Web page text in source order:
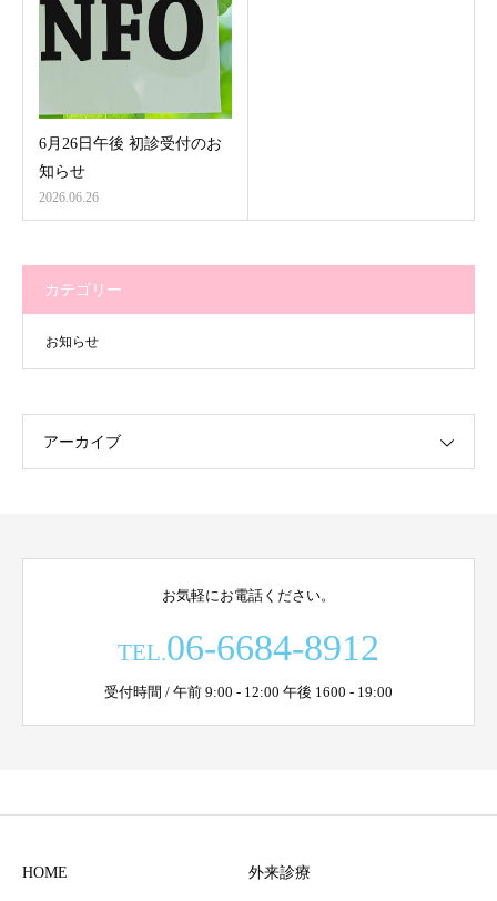
6月26日午後 初診受付のお
知らせ
2026.06.26
カテゴリー
お知らせ
アーカイブ
お気軽にお電話ください。
TEL.06-6684-8912
受付時間 / 午前 9:00 - 12:00 午後 1600 - 19:00
HOME 外来診療